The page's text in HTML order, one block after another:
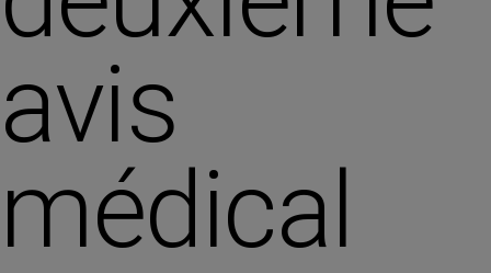
avis
médical